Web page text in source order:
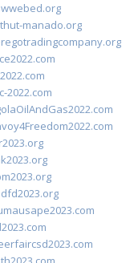
manado.org
2022.com